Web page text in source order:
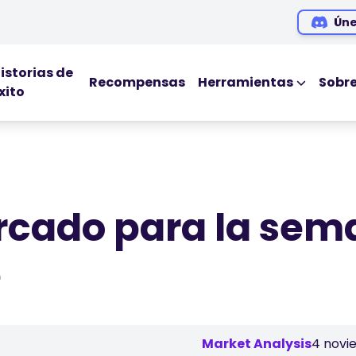
de
Recompensas
Herramientas
Podcasts
para la
Market Analysis4